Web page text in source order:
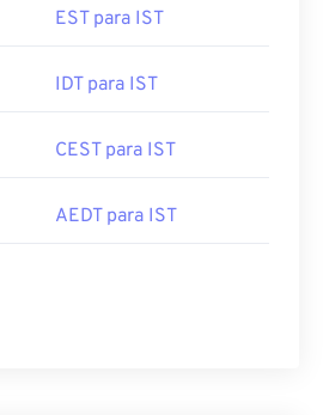
EST para IST
IDT para IST
CEST para IST
AEDT para IST